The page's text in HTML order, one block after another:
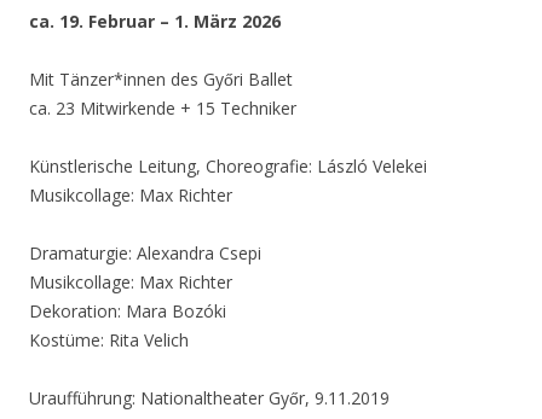
ca. 19. Februar – 1. März 2026
Mit Tänzer*innen des Győri Ballet
ca. 23 Mitwirkende + 15 Techniker
Künstlerische Leitung, Choreografie: László Velekei
Musikcollage: Max Richter
Dramaturgie: Alexandra Csepi
Musikcollage: Max Richter
Dekoration: Mara Bozóki
Kostüme: Rita Velich
Uraufführung: Nationaltheater Győr, 9.11.2019